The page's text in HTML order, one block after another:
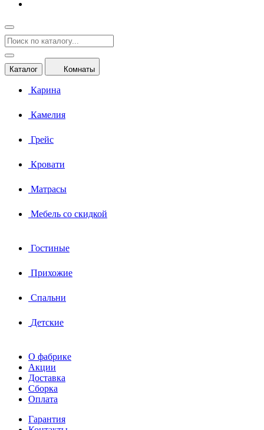
Каталог Комнаты
Карина
Камелия
Грейс
Кровати
Матрасы
Мебель со скидкой
Гостиные
Прихожие
Спальни
Детские
О фабрике
Акции
Доставка
Сборка
Оплата
Гарантия